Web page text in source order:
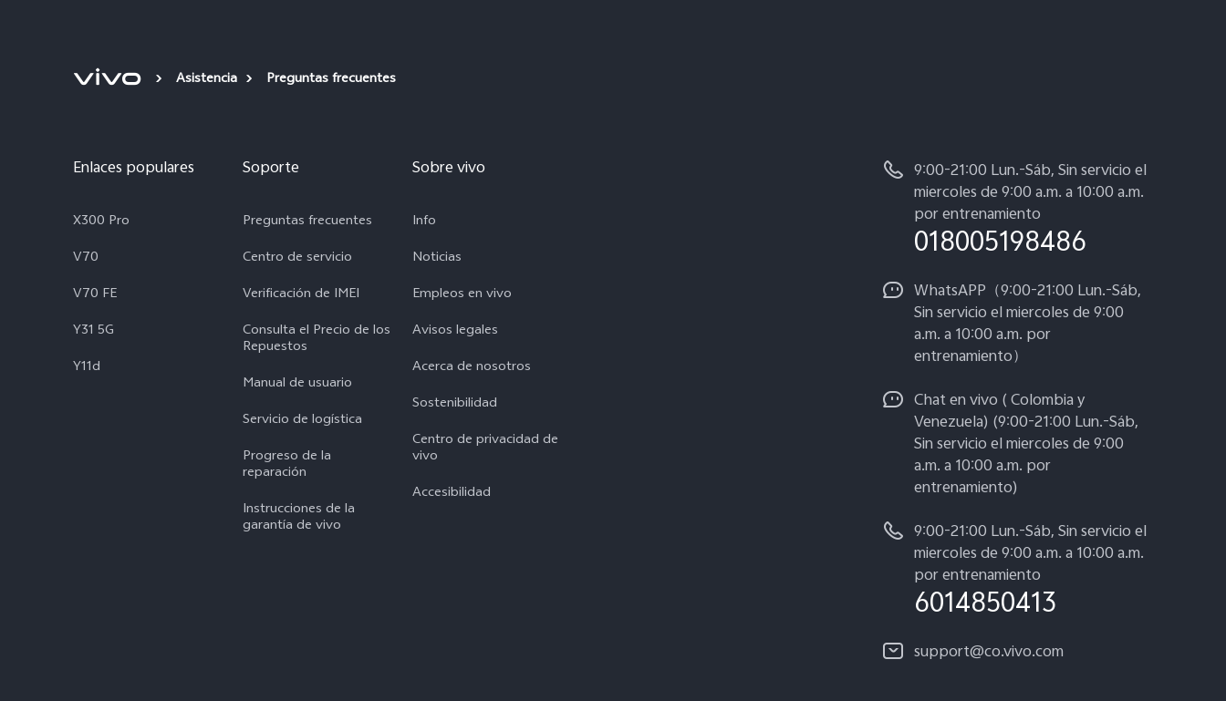
Asistencia Preguntas frecuentes
Enlaces populares
X300 Pro
V70
V70 FE
Y31 5G
Y11d
Soporte
Preguntas frecuentes
Centro de servicio
Verificación de IMEI
Consulta el Precio de los
Repuestos
Manual de usuario
Servicio de logística
Progreso de la
reparación
Instrucciones de la
garantía de vivo
Sobre vivo
Info
Noticias
Empleos en vivo
Avisos legales
Acerca de nosotros
Sostenibilidad
Centro de privacidad de
vivo
Accesibilidad
9:00-21:00 Lun.-Sáb, Sin servicio el
miercoles de 9:00 a.m. a 10:00 a.m.
por entrenamiento
018005198486
WhatsAPP（9:00-21:00 Lun.-Sáb,
Sin servicio el miercoles de 9:00
a.m. a 10:00 a.m. por
entrenamiento）
Chat en vivo ( Colombia y
Venezuela) (9:00-21:00 Lun.-Sáb,
Sin servicio el miercoles de 9:00
a.m. a 10:00 a.m. por
entrenamiento)
9:00-21:00 Lun.-Sáb, Sin servicio el
miercoles de 9:00 a.m. a 10:00 a.m.
por entrenamiento
6014850413
support@co.vivo.com